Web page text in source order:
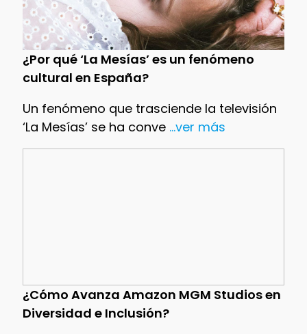
¿Por qué ‘La Mesías’ es un fenómeno
cultural en España?
Un fenómeno que trasciende la televisión
‘La Mesías’ se ha conve...ver más
¿Cómo Avanza Amazon MGM Studios en
Diversidad e Inclusión?